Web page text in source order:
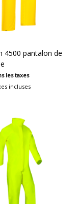
4500 pantalon de
les taxes
incluses